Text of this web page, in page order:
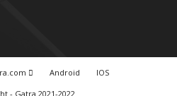
Baca GATRA Baru Bicara